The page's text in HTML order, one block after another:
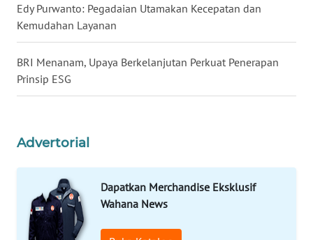
Edy Purwanto: Pegadaian Utamakan Kecepatan dan
Kemudahan Layanan
BRI Menanam, Upaya Berkelanjutan Perkuat Penerapan
Prinsip ESG
Advertorial
Dapatkan Merchandise Eksklusif
Wahana News
WN
KALSEL
WN
KALTIM
SULSEL
GORONTALO
WN